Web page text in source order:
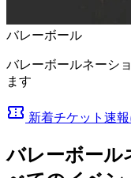
バレーボール
バレーボールネーシ
ます
confirmation_number 新着チケット速
バレーボール